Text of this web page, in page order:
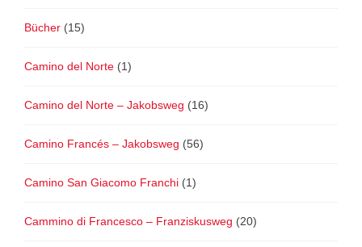
Bücher (15)
Camino del Norte (1)
Camino del Norte – Jakobsweg (16)
Camino Francés – Jakobsweg (56)
Camino San Giacomo Franchi (1)
Cammino di Francesco – Franziskusweg (20)